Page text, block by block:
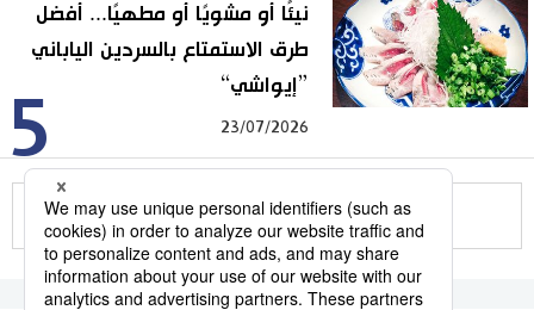
5
نيئًا أو مشويًا أو مطهيًا... أفضل
طرق الاستمتاع بالسردين الياباني
”إيواشي“
23/07/2026
للمزيد